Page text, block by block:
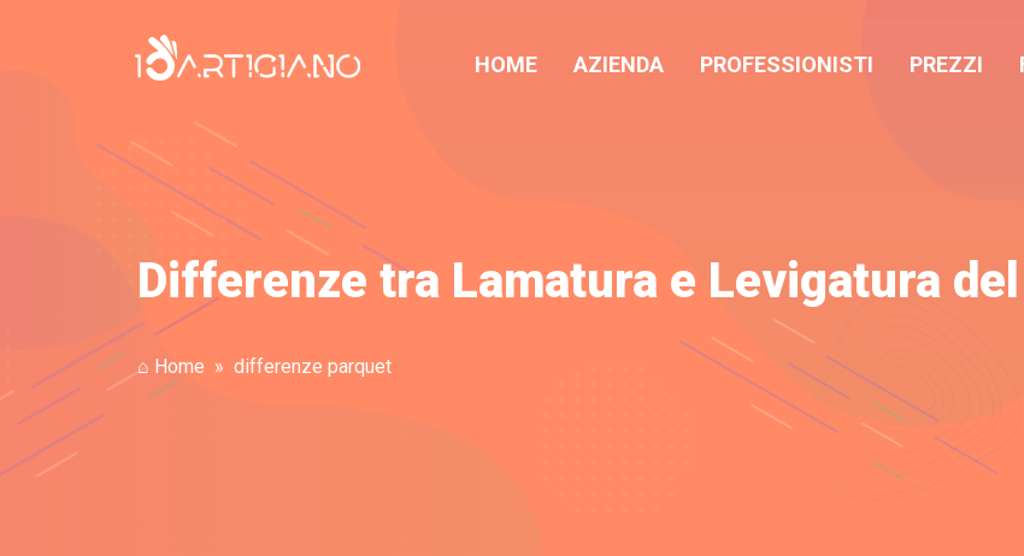
HOME AZIENDA PROFESSIONISTI PREZZI
Differenze tra Lamatura e Levigatura
⌂ Home differenze parquet